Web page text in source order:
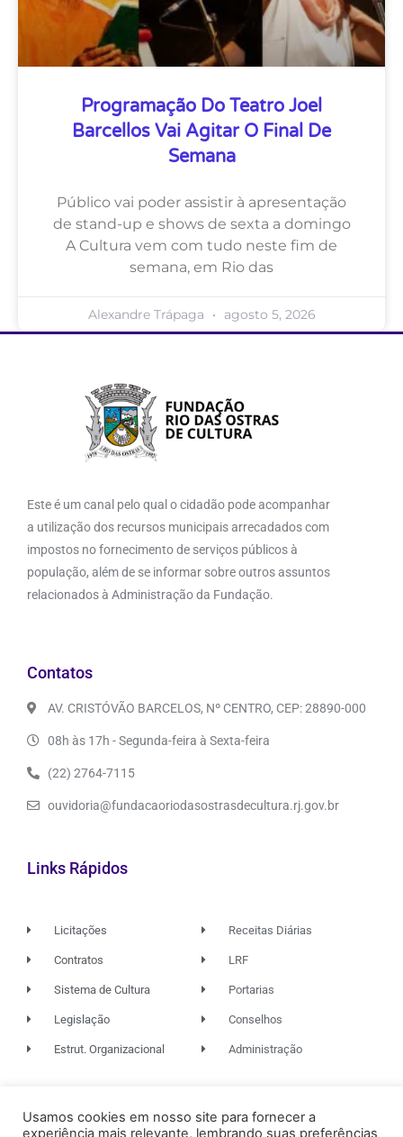
Programação Do Teatro Joel
Barcellos Vai Agitar O Final De
Semana
Público vai poder assistir à apresentação
de stand-up e shows de sexta a domingo
A Cultura vem com tudo neste fim de
semana, em Rio das
Alexandre Trápaga agosto 5, 2026
Este é um canal pelo qual o cidadão pode acompanhar
a utilização dos recursos municipais arrecadados com
impostos no fornecimento de serviços públicos à
população, além de se informar sobre outros assuntos
relacionados à Administração da Fundação.
Contatos
AV. CRISTÓVÃO BARCELOS, Nº CENTRO, CEP: 28890-000
08h às 17h - Segunda-feira à Sexta-feira
(22) 2764-7115
ouvidoria@fundacaoriodasostrasdecultura.rj.gov.br
Links Rápidos
Licitações
Contratos
Sistema de Cultura
Legislação
Estrut. Organizacional
Receitas Diárias
LRF
Portarias
Conselhos
Administração
© 2026. TODOS OS DIREITOS RESERVADOS.
Usamos cookies em nosso site para fornecer a
experiência mais relevante, lembrando suas preferências